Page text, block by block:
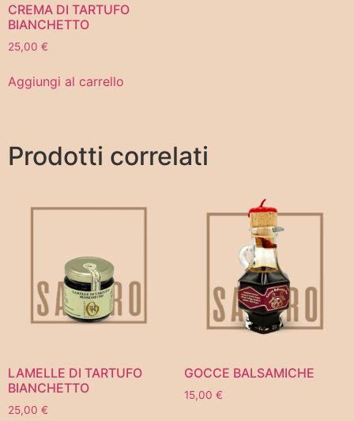
CREMA DI TARTUFO
BIANCHETTO
25,00 €
Aggiungi al carrello
Prodotti correlati
LAMELLE DI TARTUFO
BIANCHETTO
25,00 €
GOCCE BALSAMICHE
15,00 €